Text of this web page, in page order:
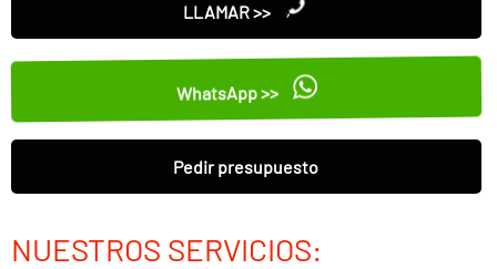
LLAMAR >>
WhatsApp >>
Pedir presupuesto
NUESTROS SERVICIOS: